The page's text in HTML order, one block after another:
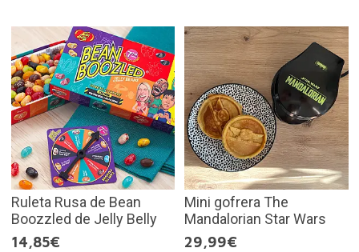
Ruleta Rusa de Bean
Boozzled de Jelly Belly
14,85€
Mini gofrera The
Mandalorian Star Wars
29,99€